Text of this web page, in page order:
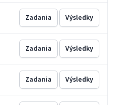
Zadania Výsledky
Zadania Výsledky
Zadania Výsledky